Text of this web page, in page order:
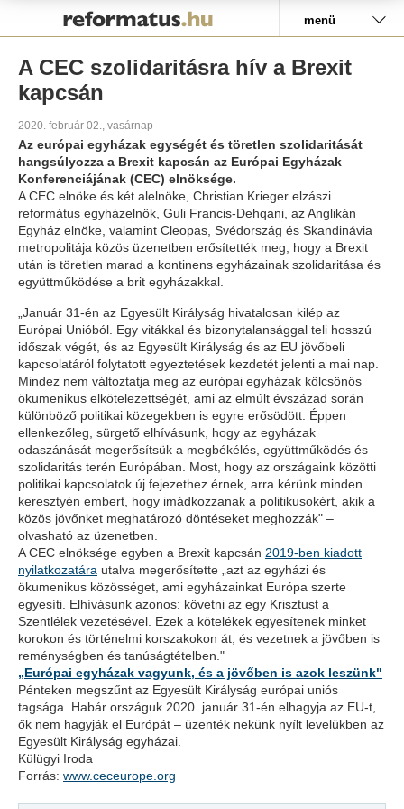
menü
A CEC szolidaritásra hív a Brexit
kapcsán
2020. február 02., vasárnap
Az európai egyházak egységét és töretlen szolidaritását
hangsúlyozza a Brexit kapcsán az Európai Egyházak
Konferenciájának (CEC) elnöksége.
A CEC elnöke és két alelnöke, Christian Krieger elzászi
református egyházelnök, Guli Francis-Dehqani, az Anglikán
Egyház elnöke, valamint Cleopas, Svédország és Skandinávia
metropolitája közös üzenetben erősítették meg, hogy a Brexit
után is töretlen marad a kontinens egyházainak szolidaritása és
együttműködése a brit egyházakkal.
„Január 31-én az Egyesült Királyság hivatalosan kilép az
Európai Unióból. Egy vitákkal és bizonytalansággal teli hosszú
időszak végét, és az Egyesült Királyság és az EU jövőbeli
kapcsolatáról folytatott egyeztetések kezdetét jelenti a mai nap.
Mindez nem változtatja meg az európai egyházak kölcsönös
ökumenikus elkötelezettségét, ami az elmúlt évszázad során
különböző politikai közegekben is egyre erősödött. Éppen
ellenkezőleg, sürgető elhívásunk, hogy az egyházak
odaszánását megerősítsük a megbékélés, együttműködés és
szolidaritás terén Európában. Most, hogy az országaink közötti
politikai kapcsolatok új fejezethez érnek, arra kérünk minden
keresztyén embert, hogy imádkozzanak a politikusokért, akik a
közös jövőnket meghatározó döntéseket meghozzák" –
olvasható az üzenetben.
A CEC elnöksége egyben a Brexit kapcsán 2019-ben kiadott
nyilatkozatára utalva megerősítette „azt az egyházi és
ökumenikus közösséget, ami egyházainkat Európa szerte
egyesíti. Elhívásunk azonos: követni az egy Krisztust a
Szentlélek vezetésével. Ezek a kötelékek egyesítenek minket
korokon és történelmi korszakokon át, és vezetnek a jövőben is
reménységben és tanúságtételben."
„Európai egyházak vagyunk, és a jövőben is azok leszünk"
Pénteken megszűnt az Egyesült Királyság európai uniós
tagsága. Habár országuk 2020. január 31-én elhagyja az EU-t,
ők nem hagyják el Európát – üzenték nekünk nyílt levelükben az
Egyesült Királyság egyházai.
Külügyi Iroda
Forrás: www.ceceurope.org